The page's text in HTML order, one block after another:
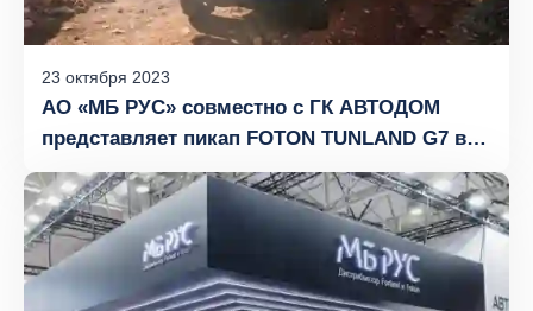
23 октября 2023
АО «МБ РУС» совместно с ГК АВТОДОМ
представляет пикап FOTON TUNLAND G7 в
России